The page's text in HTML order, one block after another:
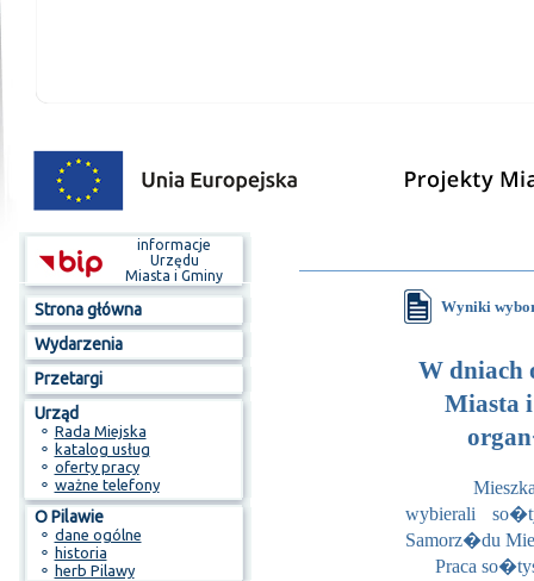
informacje
Urzędu
Miasta i Gminy
Strona główna
Wydarzenia
Przetargi
Urząd
⚬ Rada Miejska
⚬ katalog usług
⚬ oferty pracy
⚬ ważne telefony
O Pilawie
⚬ dane ogólne
⚬ historia
⚬ herb Pilawy
Wyniki
W dniach
Miasta
wybierali
Samorz�du
Praca